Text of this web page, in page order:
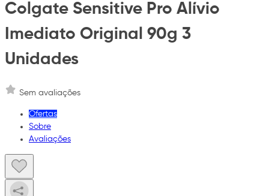
Colgate Sensitive Pro Alívio
Imediato Original 90g 3
Unidades
Sem avaliações
Ofertas
Sobre
Avaliações